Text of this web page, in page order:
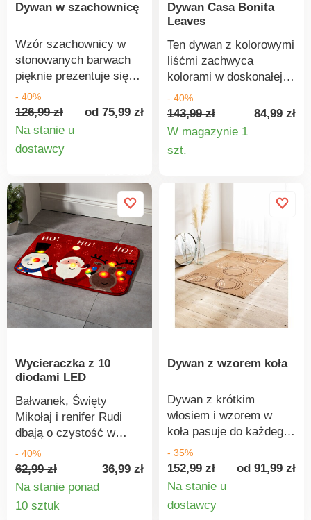
Dywan w szachownicę
Wzór szachownicy w
stonowanych barwach
pięknie prezentuje się
na przytulnym dywanie.
Z łatwością odnajdzie
się w salonie, jadalni i
barwach i z
Wzór szachownicy w
odcieniach piaskowym i
szarobeżowym.
Elastyczny.
Wytrzymały. Standard
100 według Oeko-Tex
(nr CQ 1216/1 IFTH).
Ten znak oznacza
produkty tekstylne
poddane testom
obecność szerokiej
gamy substancji
szkodliwych, a produkt
jest bezpieczny w
użytkowaniu,
wykraczającym poza
obowiązujące normy.
Zalecamy regularne
odkurzanie.
- 40%
126,99 zł
od 75,99 zł
Na stanie u
dostawcy
Dywan Casa Bonita
Leaves
Ten dywan z kolorowymi
liśćmi zachwyca
kolorami w doskonałej
harmonii. Łatwy w
utrzymaniu, nadaje się
do prania.
- 40%
143,99 zł
84,99 zł
W magazynie 1
szt.
Wycieraczka z 10
diodami LED
Bałwanek, Święty
Mikołaj i renifer Rudi
dbają o czystość w
domu podczas Świąt
Bożego Narodzenia.
Zasilany 3 bateriami
ołówkowymi AA, 1,5 V
(brak w zestawie).
- 40%
62,99 zł
36,99 zł
Na stanie ponad
10 sztuk
Dywan z wzorem koła
Dywan z krótkim
włosiem i wzorem w
koła pasuje do każdego
wnętrza. Stylowy i
nowoczesny. Krótkie
włosie. Łatwy w
regularne odkurzanie
- 35%
152,99 zł
od 91,99 zł
Na stanie u
dostawcy